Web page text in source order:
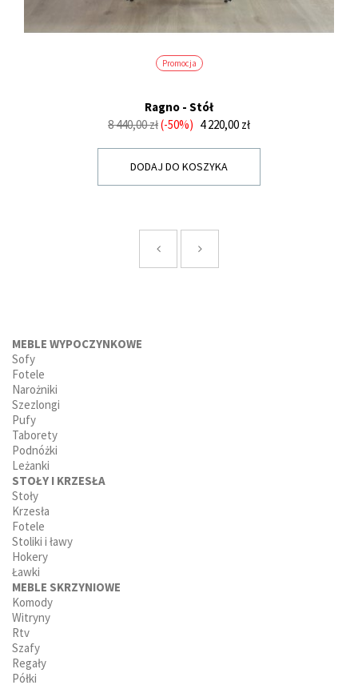
Promocja
Ragno - Stół
Cena
8 440,00 zł -50% Cena
4 220,00 zł
DODAJ DO KOSZYKA
MEBLE WYPOCZYNKOWE
Sofy
Fotele
Narożniki
Szezlongi
Pufy
Taborety
Podnóżki
Leżanki
STOŁY I KRZESŁA
Stoły
Krzesła
Fotele
Stoliki i ławy
Hokery
Ławki
MEBLE SKRZYNIOWE
Komody
Witryny
Rtv
Szafy
Regały
Półki